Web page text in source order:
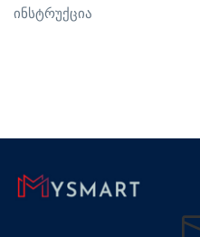
ინსტრუქცია